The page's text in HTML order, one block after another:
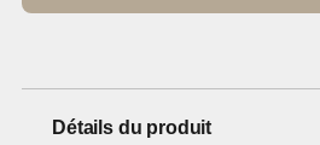
Détails du produit